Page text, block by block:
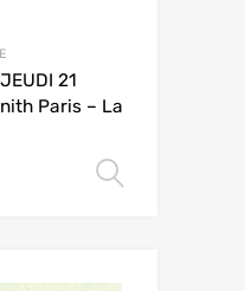
21
Paris – La